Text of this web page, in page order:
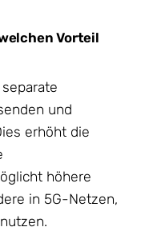
Vorteil
und
erhöht die
höhere
in 5G-Netzen,